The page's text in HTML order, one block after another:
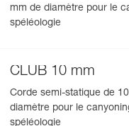
mm de diamètre pour le
spéléologie
CLUB 10 mm
Corde semi-statique de
diamètre pour le
spéléologie